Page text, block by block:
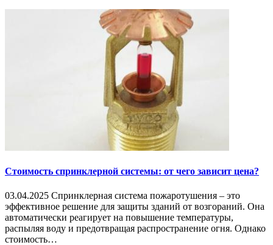
Стоимость спринклерной системы: от чего зависит цена?
03.04.2025 Спринклерная система пожаротушения – это
эффективное решение для защиты зданий от возгораний. Она
автоматически реагирует на повышение температуры,
распыляя воду и предотвращая распространение огня. Однако
стоимость…